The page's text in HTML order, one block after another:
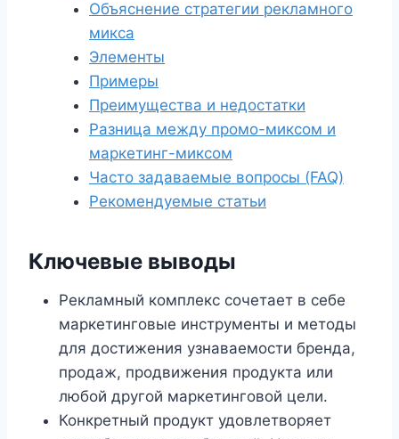
Объяснение стратегии рекламного
микса
Элементы
Примеры
Преимущества и недостатки
Разница между промо-миксом и
маркетинг-миксом
Часто задаваемые вопросы (FAQ)
Рекомендуемые статьи
Ключевые выводы
Рекламный комплекс сочетает в себе
маркетинговые инструменты и методы
для достижения узнаваемости бренда,
продаж, продвижения продукта или
любой другой маркетинговой цели.
Конкретный продукт удовлетворяет